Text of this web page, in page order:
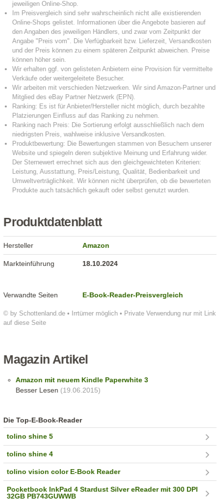
Produktdatenblatt
© by Schottenland.de • Irrtümer möglich • Private Verwendung nur mit Link
auf diese Seite
Hersteller Amazon
Markteinführung 18.10.2024
Verwandte Seiten E-Book-Reader-Preisvergleich
Magazin Artikel
Amazon mit neuem Kindle Paperwhite 3
Besser Lesen (19.06.2015)
Die Top-E-Book-Reader
tolino shine 5
tolino shine 4
tolino vision color E-Book Reader
Pocketbook InkPad 4 Stardust Silver eReader mit 300 DPI
32GB PB743GUWWB